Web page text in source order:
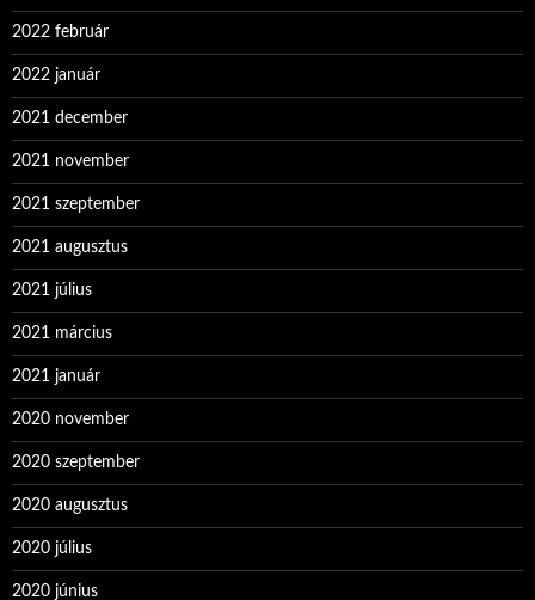
2022 február
2022 január
2021 december
2021 november
2021 szeptember
2021 augusztus
2021 július
2021 március
2021 január
2020 november
2020 szeptember
2020 augusztus
2020 július
2020 június